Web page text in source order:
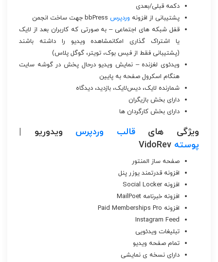
دکمه قبلی/بعدی
پشتیبانی از افزونه وردپرس
قفل شبکه های اجتماعی – به صورتی که کاربران بعد از لایک
یا اشتراک گذاری امکانمشاهده ویدیو را داشته باشند
(پشتیبانی فقط از فیس بوک، تویتر، گوگل پلاس)
ویدئوی لغزنده – نمایش ویدیو درحال پخش در گوشه سایت
هنگام اسکرول صفحه به پایین
شمارنده لایک، دیس‌لایک، بازدید، دیدگاه
دارای بخش بازیگران
دارای بخش کارگردان ها
ویژگی هایقالب وردپرس ویدوریو |
پوسته
صفحه ساز المنتور
افزونه قدرتمند یوزر پنل
افزونه Social Locker
افزونه خبرنامه MailPoet
افزونه Paid Memberships Pro
Instagram Feed
تبلیغات ویدئویی
تمام صفحه ویدیو
دارای نسخه ی نمایشی